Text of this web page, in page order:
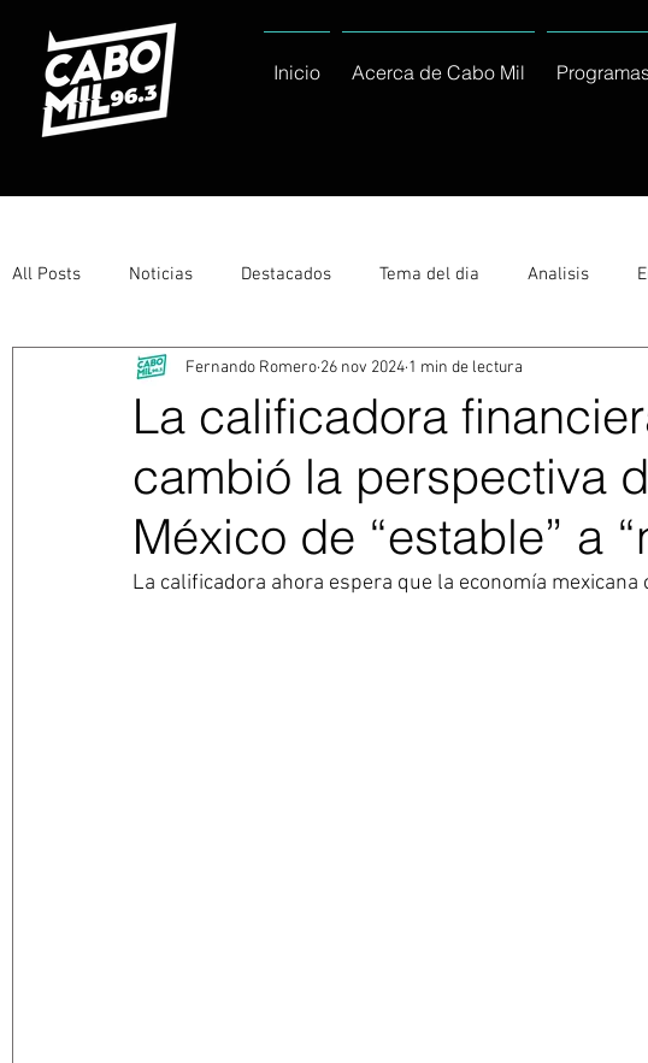
Inicio Acerca de Cabo Mil
All Posts Noticias Destacados Tema del dia Analisis
Entérate Deportes La buena del día
Ayuntamiento de Los Cabos Informa Nacionales e Internacionales
La calificadora
cambió la perspectiva
México de “estable” a
Fernando Romero 26 nov 2024 1 min de lectura
La calificadora ahora espera que la economía mexicana